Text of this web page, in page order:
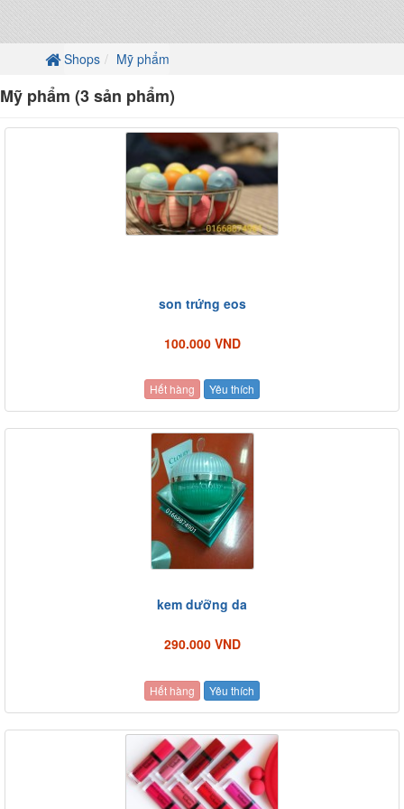
Shops Mỹ phẩm
Mỹ phẩm (3 sản phẩm)
son trứng eos
100.000 VND
Hết hàng Yêu thích
kem dưỡng da
290.000 VND
Hết hàng Yêu thích